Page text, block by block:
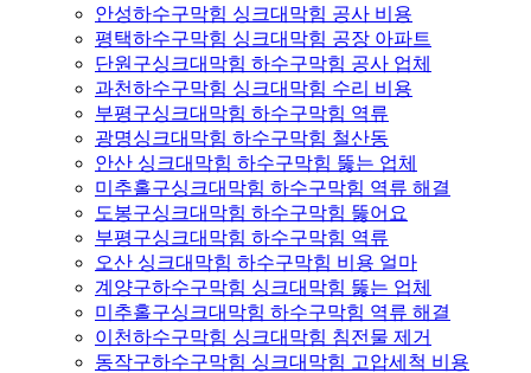
안성하수구막힘 싱크대막힘 공사 비용
평택하수구막힘 싱크대막힘 공장 아파트
단원구싱크대막힘 하수구막힘 공사 업체
과천하수구막힘 싱크대막힘 수리 비용
부평구싱크대막힘 하수구막힘 역류
광명싱크대막힘 하수구막힘 철산동
안산 싱크대막힘 하수구막힘 뚫는 업체
미추홀구싱크대막힘 하수구막힘 역류 해결
도봉구싱크대막힘 하수구막힘 뚫어요
부평구싱크대막힘 하수구막힘 역류
오산 싱크대막힘 하수구막힘 비용 얼마
계양구하수구막힘 싱크대막힘 뚫는 업체
미추홀구싱크대막힘 하수구막힘 역류 해결
이천하수구막힘 싱크대막힘 침전물 제거
동작구하수구막힘 싱크대막힘 고압세척 비용